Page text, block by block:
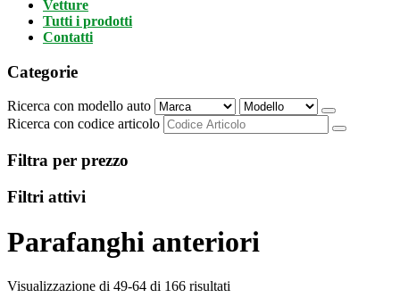
Vetture
Tutti i prodotti
Contatti
Categorie
Ricerca con modello auto
Ricerca con codice articolo
Filtra per prezzo
Filtri attivi
Parafanghi anteriori
Visualizzazione di 49-64 di 166 risultati